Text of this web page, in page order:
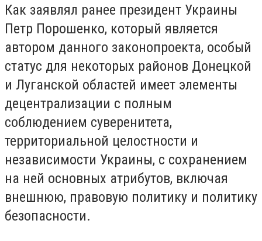
Как заявлял ранее президент Украины
Петр Порошенко, который является
автором данного законопроекта, особый
статус для некоторых районов Донецкой
и Луганской областей имеет элементы
децентрализации с полным
соблюдением суверенитета,
территориальной целостности и
независимости Украины, с сохранением
на ней основных атрибутов, включая
внешнюю, правовую политику и политику
безопасности.